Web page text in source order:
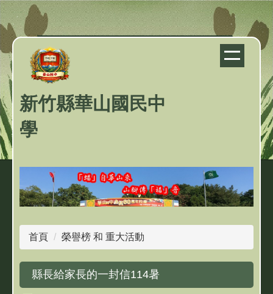
跳
到
主
要
內
容
區
新竹縣華山國民中
學
首頁 榮譽榜 和 重大活動
縣長給家長的一封信114暑